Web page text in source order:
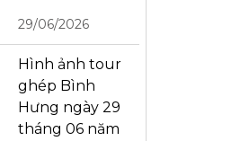
29/06/2026
Hình ảnh tour
ghép Bình
Hưng ngày 29
tháng 06 năm